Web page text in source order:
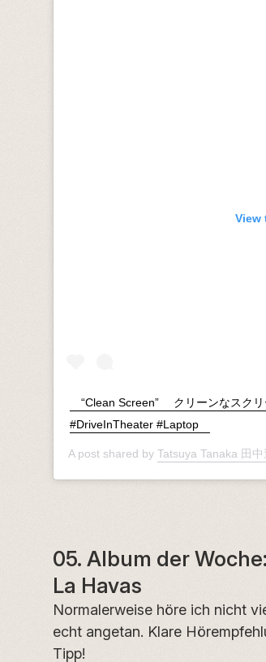
View
⠀ “Clean Screen” ⠀ クリーンなスク
#DriveInTheater #Laptop ⠀
A post shared by Tatsuya Tanaka 田
05. Album der
La Havas
Normalerweise höre ich nicht
echt angetan. Klare
Tipp!